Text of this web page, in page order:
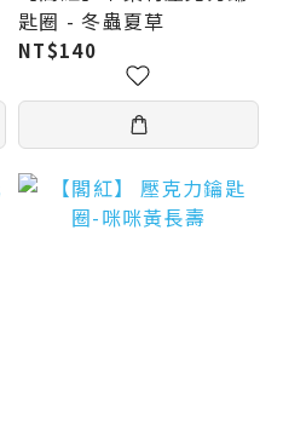
匙圈 - 冬蟲夏草
NT$140